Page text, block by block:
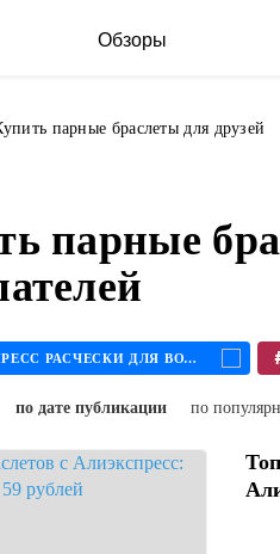
Обзоры
парные браслеты для друзей
парные
АЛИЭКСПРЕСС РАСЧЕСКИ ДЛЯ ВОЛОС
по дате публикации по